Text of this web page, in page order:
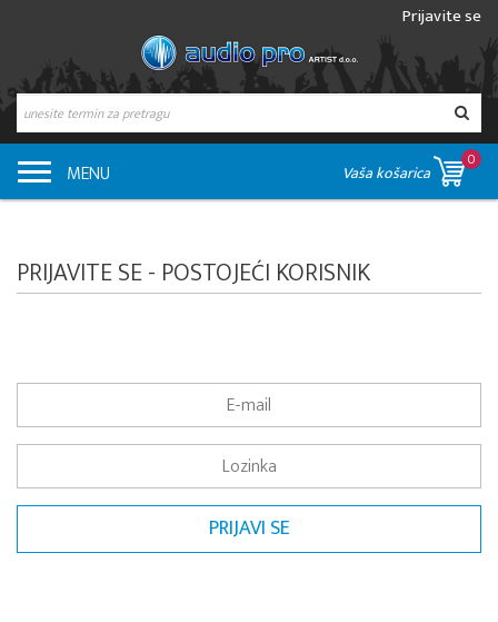
Prijavite se
MENU Vaša košarica
0
PRIJAVITE SE - POSTOJEĆI KORISNIK